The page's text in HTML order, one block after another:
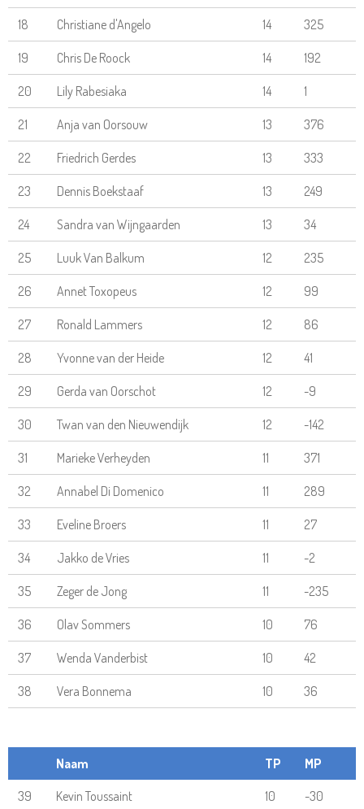
18 Christiane d'Angelo 14 325
19 Chris De Roock 14 192
20 Lily Rabesiaka 14 1
21 Anja van Oorsouw 13 376
22 Friedrich Gerdes 13 333
23 Dennis Boekstaaf 13 249
24 Sandra van Wijngaarden 13 34
25 Luuk Van Balkum 12 235
26 Annet Toxopeus 12 99
27 Ronald Lammers 12 86
28 Yvonne van der Heide 12 41
29 Gerda van Oorschot 12 -9
30 Twan van den Nieuwendijk 12 -142
31 Marieke Verheyden 11 371
32 Annabel Di Domenico 11 289
33 Eveline Broers 11 27
34 Jakko de Vries 11 -2
35 Zeger de Jong 11 -235
36 Olav Sommers 10 76
37 Wenda Vanderbist 10 42
38 Vera Bonnema 10 36
Naam TP
MP
39
Kevin Toussaint 10 -30